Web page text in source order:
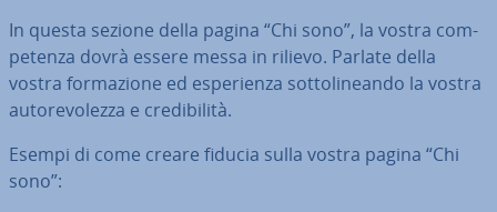
In questa sezione della pagina “Chi sono”, la vostra com­
pe­ten­za dovrà essere messa in rilievo. Parlate della
vostra for­ma­zio­ne ed espe­rien­za sot­to­li­nean­do la vostra
au­to­re­vo­lez­za e cre­di­bi­li­tà.
Esempi di come creare fiducia sulla vostra pagina “Chi
sono”: